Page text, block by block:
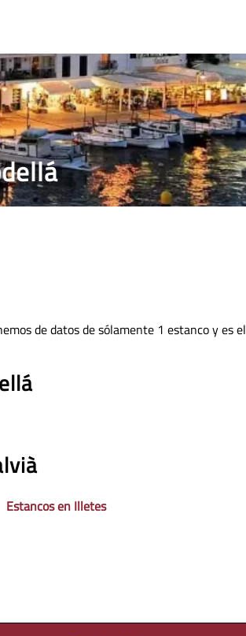
de datos desólamente 1 estanco y es el
Estancos en Illetes